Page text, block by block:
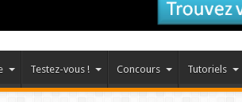
Testez-vous ! Concours Tutoriels